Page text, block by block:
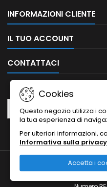
INFORMAZIONI CLIENTE
IL TUO ACCOUNT
CONTATTACI
Cookies
Questo negozio utilizza i
la tua esperienza di
Per ulteriori informazioni,
Informativa sulla privacy
Accetta i
© Copyright 2010-2026
Ristodesk di Pasquale Di
84088- Siano (SA) | P.IVA